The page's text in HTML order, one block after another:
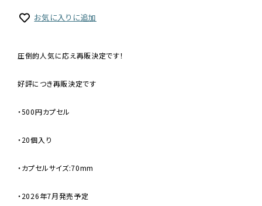
お気に入りに追加
圧倒的人気に応え再販決定です！
好評につき再販決定です
・500円カプセル
・20個入り
・カプセルサイズ:70mm
・2026年7月発売予定